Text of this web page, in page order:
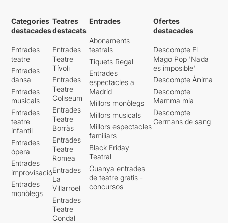
Categories
destacades
Entrades
teatre
Entrades
dansa
Entrades
musicals
Entrades
teatre
infantil
Entrades
òpera
Entrades
improvisació
Entrades
monòlegs
Teatres
destacats
Entrades
Teatre
Tívoli
Entrades
Teatre
Coliseum
Entrades
Teatre
Borràs
Entrades
Teatre
Romea
Entrades
La
Villarroel
Entrades
Teatre
Condal
Entrades
Abonaments
teatrals
Tiquets Regal
Entrades
espectacles a
Madrid
Millors monòlegs
Millors musicals
Millors espectacles
familiars
Black Friday
Teatral
Guanya entrades
de teatre gratis -
concursos
Ofertes
destacades
Descompte El
Mago Pop 'Nada
es imposible'
Descompte Ànima
Descompte
Mamma mia
Descompte
Germans de sang